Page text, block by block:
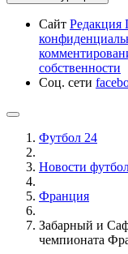
Сайт Редакция
собственности
Соц. сети
Футбол 24
Новости
Франция
Забарный и
чемпионата